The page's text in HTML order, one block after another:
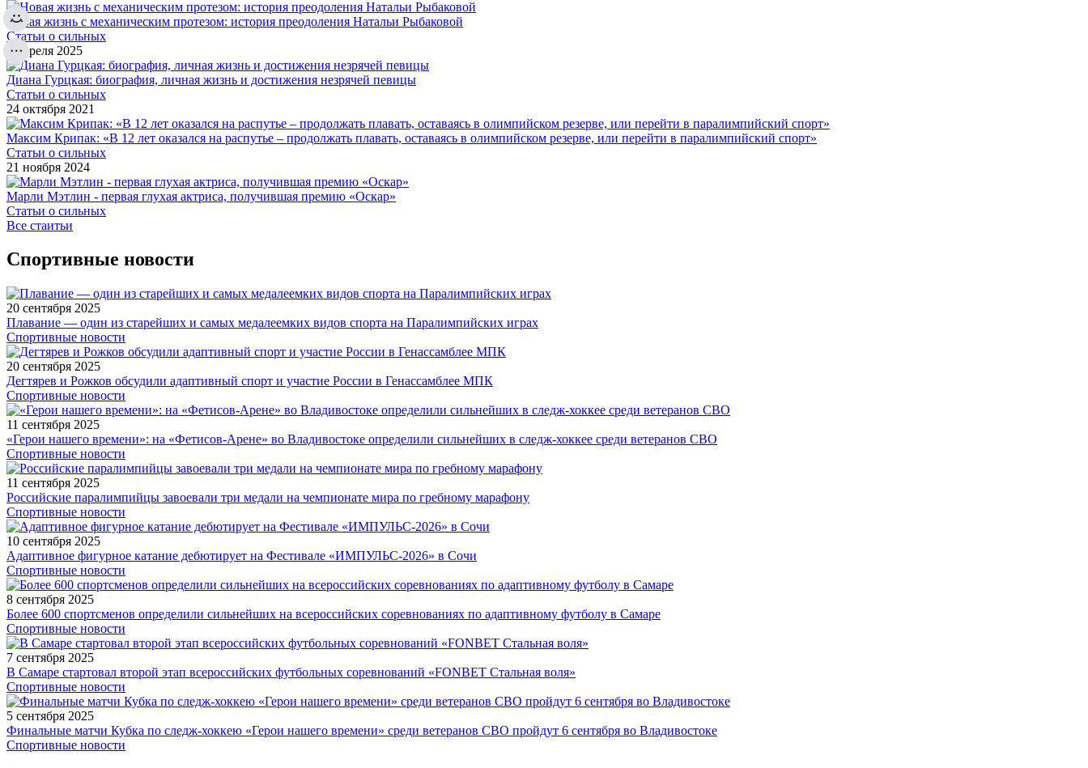
Новая жизнь с механическим протезом: история преодоления Натальи Рыбаковой
Статьи о сильных
4 апреля 2025
Диана Гурцкая: биография, личная жизнь и достижения незрячей певицы
Статьи о сильных
24 октября 2021
Максим Крипак: «В 12 лет оказался на распутье – продолжать плавать, оставаясь в олимпийском резерве, или перейти в паралимпийский спорт»
Статьи о сильных
21 ноября 2024
Марли Мэтлин - первая глухая актриса, получившая премию «Оскар»
Статьи о сильных
Все стаитьи
Спортивные новости
20 сентября 2025
Плавание — один из старейших и самых медалеемких видов спорта на Паралимпийских играх
Спортивные новости
20 сентября 2025
Дегтярев и Рожков обсудили адаптивный спорт и участие России в Генассамблее МПК
Спортивные новости
11 сентября 2025
«Герои нашего времени»: на «Фетисов-Арене» во Владивостоке определили сильнейших в следж-хоккее среди ветеранов СВО
Спортивные новости
11 сентября 2025
Российские паралимпийцы завоевали три медали на чемпионате мира по гребному марафону
Спортивные новости
10 сентября 2025
Адаптивное фигурное катание дебютирует на Фестивале «ИМПУЛЬС-2026» в Сочи
Спортивные новости
8 сентября 2025
Более 600 спортсменов определили сильнейших на всероссийских соревнованиях по адаптивному футболу в Самаре
Спортивные новости
7 сентября 2025
В Самаре стартовал второй этап всероссийских футбольных соревнований «FONBET Стальная воля»
Спортивные новости
5 сентября 2025
Финальные матчи Кубка по следж-хоккею «Герои нашего времени» среди ветеранов СВО пройдут 6 сентября во Владивостоке
Спортивные новости